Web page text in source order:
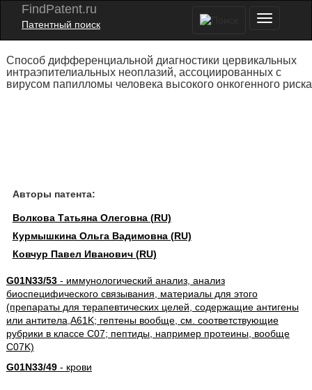
FindPatent.ru
Патентный поиск
Способ дифференциальной диагностики цервикальных
интраэпителиальных неоплазий, ассоциированных с
вирусом папилломы человека высокого онкогенного риска
Авторы патента:
Волкова Татьяна Олеговна (RU)
Курмышкина Ольга Вадимовна (RU)
Ковчур Павел Иванович (RU)
G01N33/53- иммунологический анализ, анализ
биоспецифического связывания, материалы для этого
(препараты для терапевтических целей, содержащие антигены
или антитела,A61K; гептены вообще, см. соответствующие
рубрики в классе C07; пептиды, например протеины, вообще
C07K)
G01N33/49- крови